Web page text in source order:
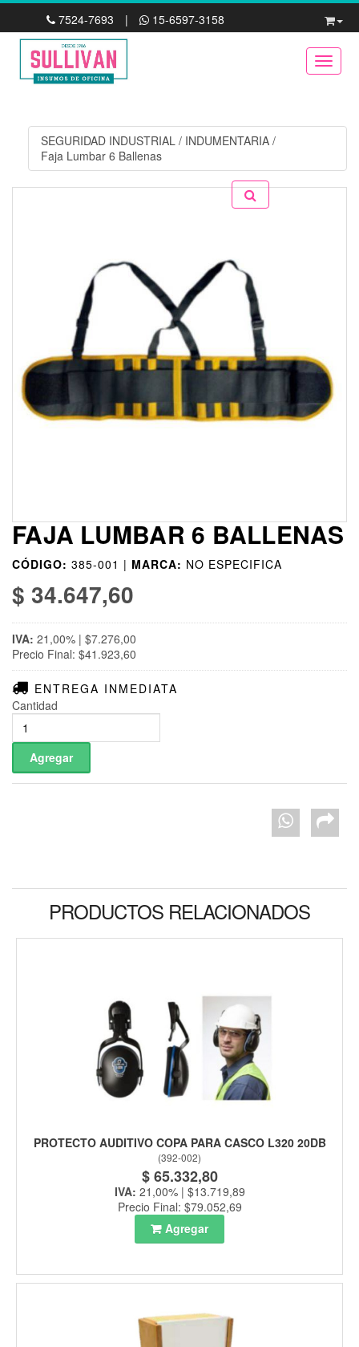
7524-7693 | 15-6597-3158
SEGURIDAD INDUSTRIAL / INDUMENTARIA /
Faja Lumbar 6 Ballenas
FAJA LUMBAR 6 BALLENAS
CÓDIGO: 385-001 | MARCA: NO ESPECIFICA
$ 34.647,60
IVA: 21,00% | $7.276,00
Precio Final: $41.923,60
ENTREGA INMEDIATA
Cantidad
PRODUCTOS RELACIONADOS
PROTECTO AUDITIVO COPA PARA CASCO L320 20DB
(392-002)
$ 65.332,80
IVA: 21,00% | $13.719,89
Precio Final: $79.052,69
Agregar